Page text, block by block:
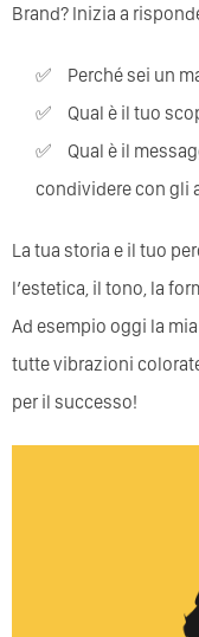
Brand? Inizia a
Perché sei un
Qual è il tuo
Qual è il messaggio che vuoi trasmettere e
condividere con gli
La tua storia e il tuo
l’estetica, il tono, la
Ad esempio oggi la
tutte vibrazioni
per il successo!